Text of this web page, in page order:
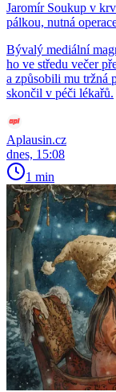
Jaromír Soukup v
pálkou, nutná
Bývalý mediální
ho ve středu večer
a způsobili mu tržná
skončil v péči lékařů.
Aplausin.cz
dnes, 15:08
1 min